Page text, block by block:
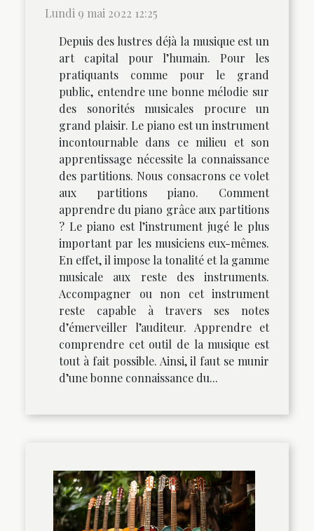
Lundi 9 mai 2022 12:25
Depuis des lustres déjà la musique est un
art capital pour l’humain. Pour les
pratiquants comme pour le grand
public, entendre une bonne mélodie sur
des sonorités musicales procure un
grand plaisir. Le piano est un instrument
incontournable dans ce milieu et son
apprentissage nécessite la connaissance
des partitions. Nous consacrons ce volet
aux partitions piano. Comment
apprendre du piano grâce aux partitions
? Le piano est l’instrument jugé le plus
important par les musiciens eux-mêmes.
En effet, il impose la tonalité et la gamme
musicale aux reste des instruments.
Accompagner ou non cet instrument
reste capable à travers ses notes
d’émerveiller l’auditeur. Apprendre et
comprendre cet outil de la musique est
tout à fait possible. Ainsi, il faut se munir
d’une bonne connaissance du...